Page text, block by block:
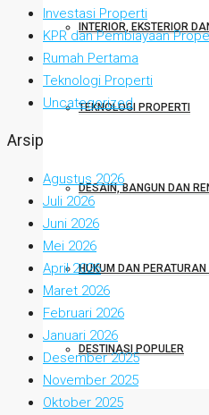
INTERIOR, EKSTERIOR
TEKNOLOGI PROPERTI
DESAIN, BANGUN DAN
HUKUM DAN PERATURAN
DESTINASI POPULER
Investasi Properti
KPR dan Pembiayaan
Rumah Pertama
Teknologi Properti
Uncategorized
Arsip
Agustus 2026
Juli 2026
Juni 2026
Mei 2026
April 2026
Maret 2026
Februari 2026
Januari 2026
Desember 2025
November 2025
Oktober 2025